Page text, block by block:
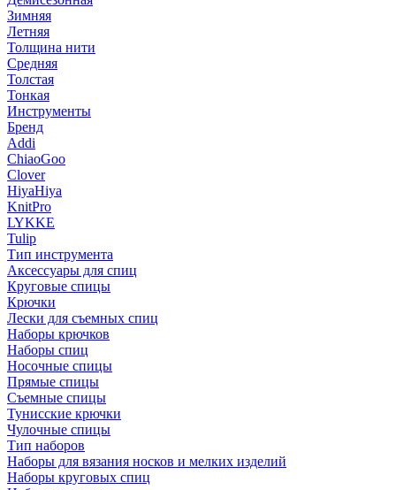
Зимняя
Летняя
Толщина нити
Средняя
Толстая
Тонкая
Инструменты
Бренд
Addi
ChiaoGoo
Clover
HiyaHiya
KnitPro
LYKKE
Tulip
Тип инструмента
Аксессуары для спиц
Круговые спицы
Крючки
Лески для съемных спиц
Наборы крючков
Наборы спиц
Носочные спицы
Прямые спицы
Съемные спицы
Тунисские крючки
Чулочные спицы
Тип наборов
Наборы для вязания носков и мелких изделий
Наборы круговых спиц